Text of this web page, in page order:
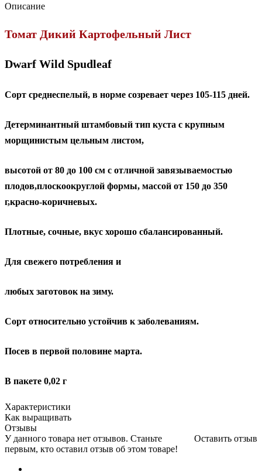
Описание
Томат Дикий Картофельный Лист
Dwarf Wild Spudleaf
Сорт среднеспелый, в норме созревает через 105-115 дней.
Детерминантный штамбовый тип куста с крупным
морщинистым цельным листом,
высотой от 80 до 100 см с отличной завязываемостью
плодов,плоскоокруглой формы, массой от 150 до 350
г,красно-коричневых.
Плотные, сочные, вкус хорошо сбалансированный.
Для свежего потребления и
любых заготовок на зиму.
Сорт относительно устойчив к заболеваниям.
Посев в первой половине марта.
В пакете 0,02 г
Характеристики
Как выращивать
Отзывы
Оставить отзыв
У данного товара нет отзывов. Станьте
первым, кто оставил отзыв об этом товаре!